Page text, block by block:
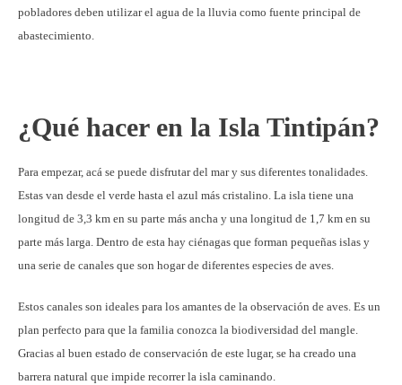
pobladores deben utilizar el agua de la lluvia como fuente principal de
abastecimiento.
¿Qué hacer en la Isla Tintipán?
Para empezar, acá se puede disfrutar del mar y sus diferentes tonalidades.
Estas van desde el verde hasta el azul más cristalino. La isla tiene una
longitud de 3,3 km en su parte más ancha y una longitud de 1,7 km en su
parte más larga. Dentro de esta hay ciénagas que forman pequeñas islas y
una serie de canales que son hogar de diferentes especies de aves.
Estos canales son ideales para los amantes de la observación de aves. Es un
plan perfecto para que la familia conozca la biodiversidad del mangle.
Gracias al buen estado de conservación de este lugar, se ha creado una
barrera natural que impide recorrer la isla caminando.